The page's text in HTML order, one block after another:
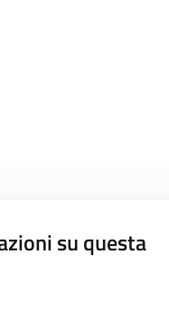
su questa